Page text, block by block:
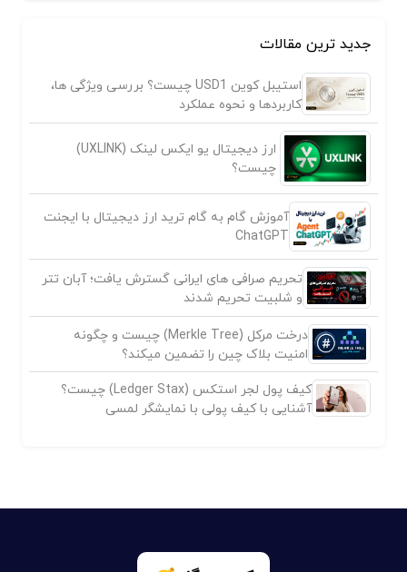
جدید ترین مقالات
استیبل کوین USD1 چیست؟ بررسی ویژگی ها،
کاربردها و نحوه عملکرد
ارز دیجیتال یو ایکس لینک (UXLINK)
چیست؟
آموزش گام به گام ترید ارز دیجیتال با ایجنت
ChatGPT
تحریم صرافی های ایرانی گسترش یافت؛ آبان تتر
و شلبیت تحریم شدند
درخت مرکل (Merkle Tree) چیست و چگونه
امنیت بلاک چین را تضمین میکند؟
کیف پول لجر استکس (Ledger Stax) چیست؟
آشنایی با کیف پولی با نمایشگر لمسی